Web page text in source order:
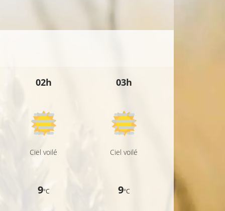
02h
Ciel voilé
9°C
03h
Ciel voilé
9°C